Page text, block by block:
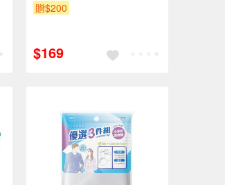
贈$200
$169